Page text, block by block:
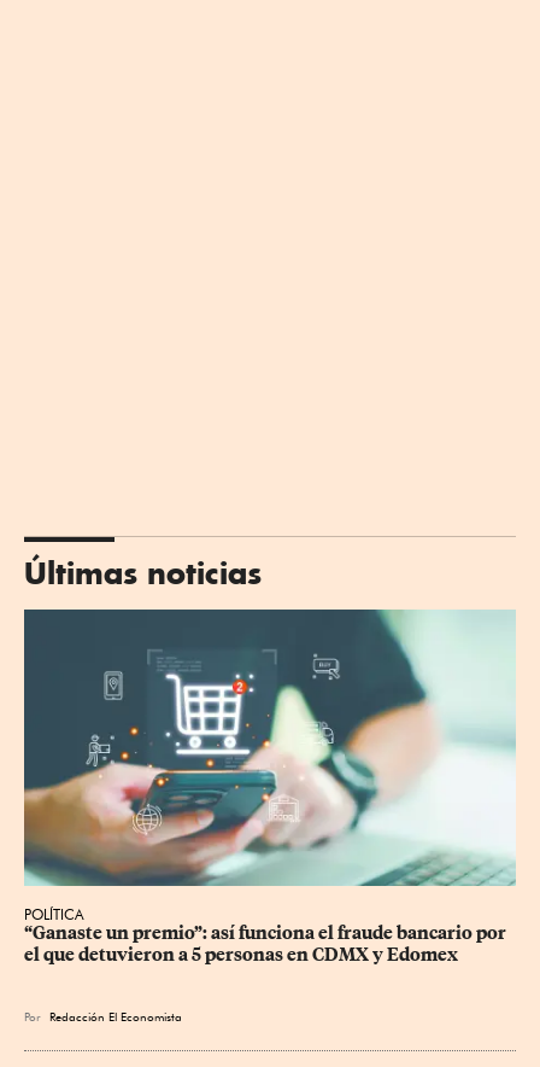
Últimas noticias
POLÍTICA
“Ganaste un premio”: así funciona el fraude bancario por
el que detuvieron a 5 personas en CDMX y Edomex
Por Redacción El Economista